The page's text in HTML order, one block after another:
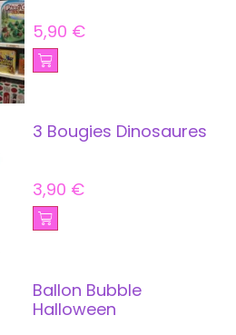
5,90 €
3 Bougies Dinosaures
3,90 €
Ballon Bubble
Halloween